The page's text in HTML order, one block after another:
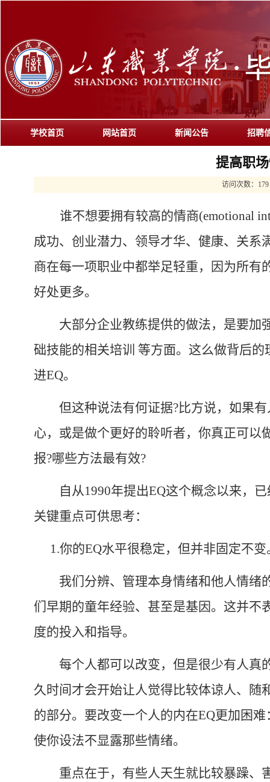
学校首页 网站首页 新闻公告 招聘
提高职
访问次数： 179
谁不想要拥有较高的情商(emotional
成功、创业潜力、领导才华、健康、关系
商在每一项职业中都举足轻重，因为所有
好处更多。
大部分企业教练提供的做法，是要加
础技能的相关培训 等方面。这么做背后的
进EQ。
但这种说法有何证据?比方说，如果
心，或是做个更好的聆听者，你真正可以
报?哪些方法最有效?
自从1990年提出EQ这个概念以来，
关键重点可供思考：
1.你的EQ水平很稳定，但并非固定不变
我们分辨、管理本身情绪和他人情绪
们早期的童年经验、甚至是基因。这并不
度的投入和指导。
每个人都可以改变，但是很少有人真
久时间才会开始让人觉得比较体谅人、随
的部分。要改变一个人的内在EQ更加困难
使你设法不显露那些情绪。
重点在于，有些人天生就比较暴躁、